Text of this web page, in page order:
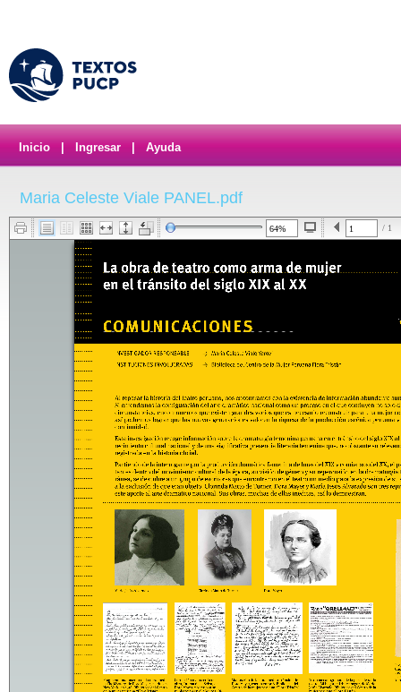
Inicio Ingresar Ayuda
Maria Celeste Viale PANEL.pdf
/ 1